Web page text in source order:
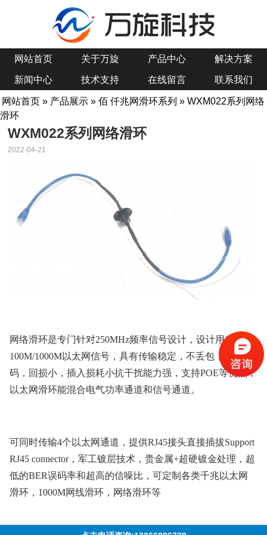
网站首页 关于万旋 产品中心 解决方案
新闻中心 技术支持 在线留言 联系我们
网站首页 » 产品展示 » 佰 仟兆网滑环系列 » WXM022系列网络
滑环
WXM022系列网络滑环
2022-04-21
网络滑环是专门针对250MHz频率信号设计，设计用来传输
100M/1000M以太网信号，具有传输稳定，不丢包，不串
码，回损小，插入损耗小抗干扰能力强，支持POE等优点，
以太网滑环能混合电气功率通道和信号通道。
可同时传输4个以太网通道，提供RJ45接头直接插拔Support
RJ45 connector，军工镀层技术，贵金属+超硬镀金处理，超
低的BER误码率和超高的信噪比，可定制各类千兆以太网
滑环，1000M网线滑环，网络滑环等